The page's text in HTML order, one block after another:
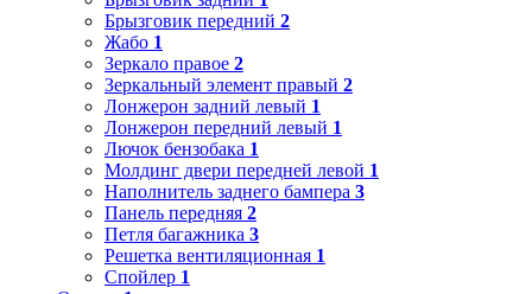
Брызговик передний 2
Жабо 1
Зеркало правое 2
Зеркальный элемент правый 2
Лонжерон задний левый 1
Лонжерон передний левый 1
Лючок бензобака 1
Молдинг двери передней левой 1
Наполнитель заднего бампера 3
Панель передняя 2
Петля багажника 3
Решетка вентиляционная 1
Спойлер 1